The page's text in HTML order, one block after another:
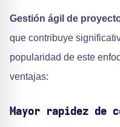
Gestión ágil de
que contribuye
popularidad de este
ventajas:
Mayor rapidez de